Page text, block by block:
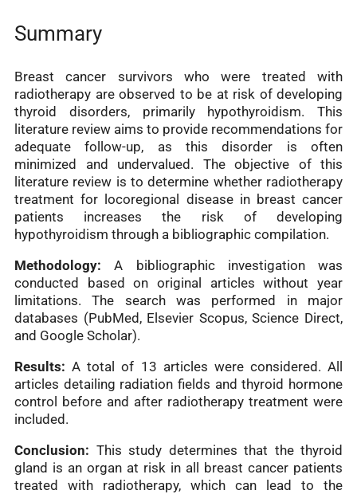
Summary
Breast cancer survivors who were treated with
radiotherapy are observed to be at risk of developing
thyroid disorders, primarily hypothyroidism. This
literature review aims to provide recommendations for
adequate follow-up, as this disorder is often
minimized and undervalued. The objective of this
literature review is to determine whether radiotherapy
treatment for locoregional disease in breast cancer
patients increases the risk of developing
hypothyroidism through a bibliographic compilation.
Methodology: A bibliographic investigation was
conducted based on original articles without year
limitations. The search was performed in major
databases (PubMed, Elsevier Scopus, Science Direct,
and Google Scholar).
Results: A total of 13 articles were considered. All
articles detailing radiation fields and thyroid hormone
control before and after radiotherapy treatment were
included.
Conclusion: This study determines that the thyroid
gland is an organ at risk in all breast cancer patients
treated with radiotherapy, which can lead to the